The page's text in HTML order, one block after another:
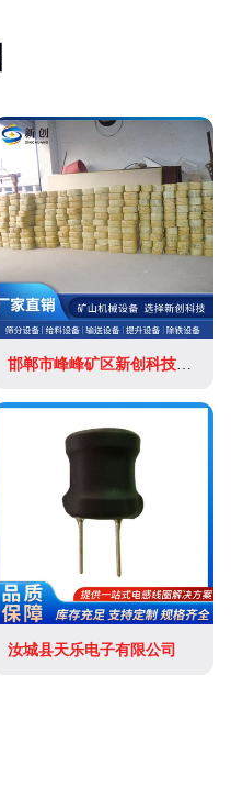
邯郸市峰峰矿区新创科技有限公司
汝城县天乐电子有限公司